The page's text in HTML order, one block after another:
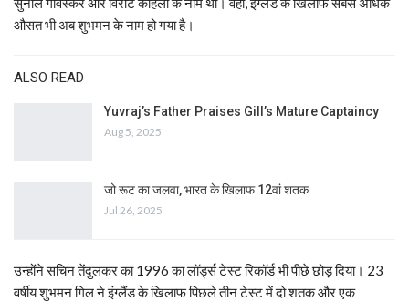
औसत भी अब शुभमन के नाम हो गया है।
ALSO READ
Yuvraj’s Father Praises Gill’s Mature Captaincy
Aug 5, 2025
जो रूट का जलवा, भारत के खिलाफ 12वां शतक
Jul 26, 2025
उन्होंने सचिन तेंदुलकर का 1996 का लॉर्ड्स टेस्ट रिकॉर्ड भी पीछे छोड़ दिया। 23
वर्षीय शुभमन गिल ने इंग्लैंड के खिलाफ पिछले तीन टेस्ट में दो शतक और एक